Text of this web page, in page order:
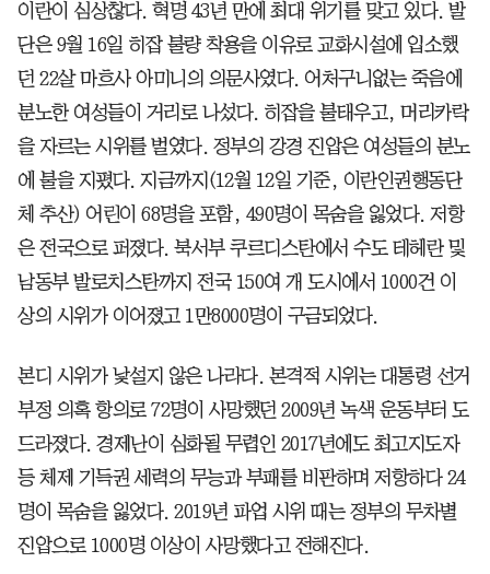
이란이 심상찮다. 혁명 43년 만에 최대 위기를 맞고 있다. 발
단은 9월 16일 히잡 불량 착용을 이유로 교화시설에 입소했
던 22살 마흐사 아미니의 의문사였다. 어처구니없는 죽음에
분노한 여성들이 거리로 나섰다. 히잡을 불태우고, 머리카락
을 자르는 시위를 벌였다. 정부의 강경 진압은 여성들의 분노
에 불을 지폈다. 지금까지(12월 12일 기준, 이란인권행동단
체 추산) 어린이 68명을 포함, 490명이 목숨을 잃었다. 저항
은 전국으로 퍼졌다. 북서부 쿠르디스탄에서 수도 테헤란 및
남동부 발로치스탄까지 전국 150여 개 도시에서 1000건 이
상의 시위가 이어졌고 1만8000명이 구금되었다.
본디 시위가 낯설지 않은 나라다. 본격적 시위는 대통령 선거
부정 의혹 항의로 72명이 사망했던 2009년 녹색 운동부터 도
드라졌다. 경제난이 심화될 무렵인 2017년에도 최고지도자
등 체제 기득권 세력의 무능과 부패를 비판하며 저항하다 24
명이 목숨을 잃었다. 2019년 파업 시위 때는 정부의 무차별
진압으로 1000명 이상이 사망했다고 전해진다.